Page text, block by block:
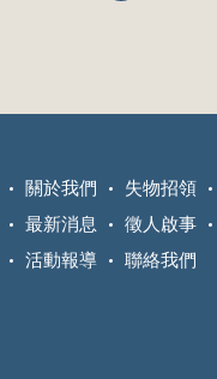
關於我們
最新消息
活動報導
失物招領
徵人啟事
聯絡我們